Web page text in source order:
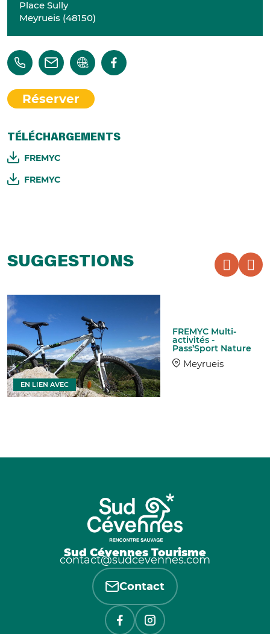
Place Sully
Meyrueis (48150)
Réserver
TÉLÉCHARGEMENTS
FREMYC
FREMYC
SUGGESTIONS
FREMYC Multi-
activités -
Pass’Sport Nature
Meyrueis
EN LIEN AVEC
Sud Cévennes Tourisme
contact@sudcevennes.com
Contact